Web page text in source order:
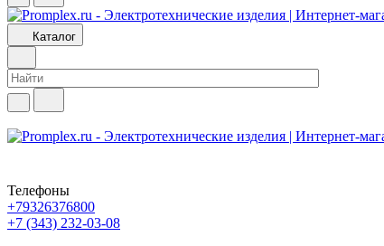
Каталог
Телефоны
+79326376800
+7 (343) 232-03-08